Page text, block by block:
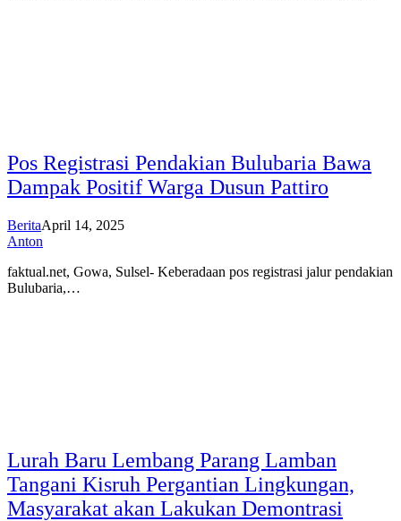
Pos Registrasi Pendakian Bulubaria Bawa
Dampak Positif Warga Dusun Pattiro
BeritaApril 14, 2025
Anton
faktual.net, Gowa, Sulsel- Keberadaan pos registrasi jalur pendakian
Bulubaria,…
Lurah Baru Lembang Parang Lamban
Tangani Kisruh Pergantian Lingkungan,
Masyarakat akan Lakukan Demontrasi